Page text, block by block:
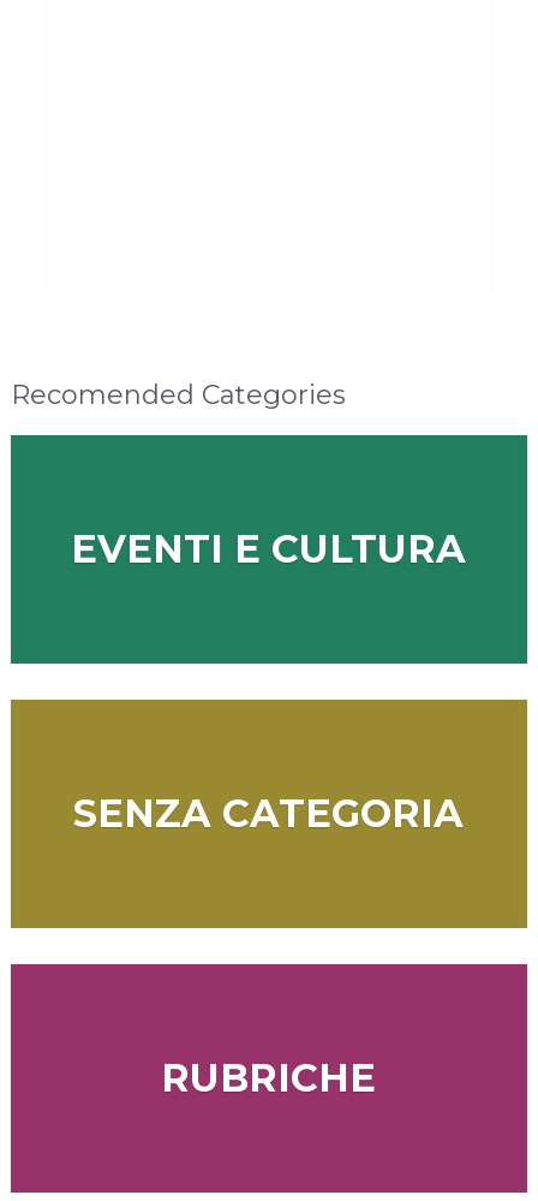
Recomended Categories
EVENTI E CULTURA
SENZA CATEGORIA
RUBRICHE